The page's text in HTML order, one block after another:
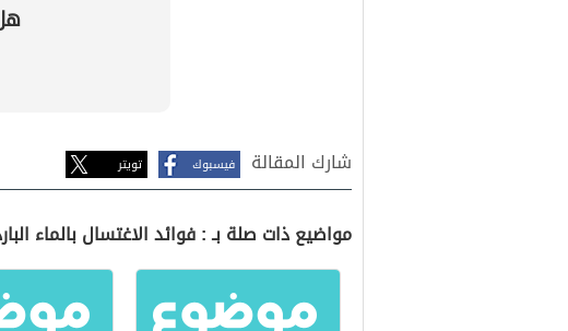
شارك المقالة فيسبوك تويتر
مواضيع ذات صلة بـ : فوائد الاغتسال بالماء